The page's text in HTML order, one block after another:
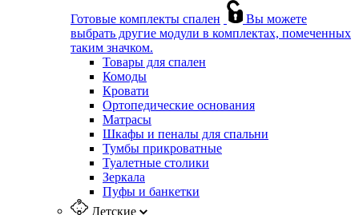
Готовые комплекты спален
Вы можете
выбрать другие модули в комплектах, помеченных
таким значком.
Товары для спален
Комоды
Кровати
Ортопедические основания
Матрасы
Шкафы и пеналы для спальни
Тумбы прикроватные
Туалетные столики
Зеркала
Пуфы и банкетки
Детские